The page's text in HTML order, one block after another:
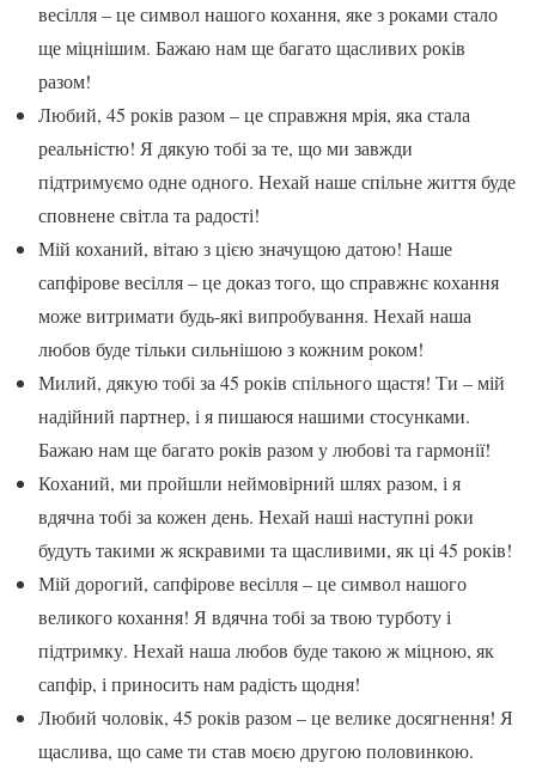
весілля – це символ нашого кохання, яке з роками стало
ще міцнішим. Бажаю нам ще багато щасливих років
разом!
Любий, 45 років разом – це справжня мрія, яка стала
реальністю! Я дякую тобі за те, що ми завжди
підтримуємо одне одного. Нехай наше спільне життя буде
сповнене світла та радості!
Мій коханий, вітаю з цією значущою датою! Наше
сапфірове весілля – це доказ того, що справжнє кохання
може витримати будь-які випробування. Нехай наша
любов буде тільки сильнішою з кожним роком!
Милий, дякую тобі за 45 років спільного щастя! Ти – мій
надійний партнер, і я пишаюся нашими стосунками.
Бажаю нам ще багато років разом у любові та гармонії!
Коханий, ми пройшли неймовірний шлях разом, і я
вдячна тобі за кожен день. Нехай наші наступні роки
будуть такими ж яскравими та щасливими, як ці 45 років!
Мій дорогий, сапфірове весілля – це символ нашого
великого кохання! Я вдячна тобі за твою турботу і
підтримку. Нехай наша любов буде такою ж міцною, як
сапфір, і приносить нам радість щодня!
Любий чоловік, 45 років разом – це велике досягнення! Я
щаслива, що саме ти став моєю другою половинкою.